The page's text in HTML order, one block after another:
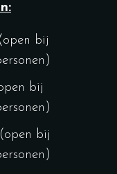
bij
bij
bij